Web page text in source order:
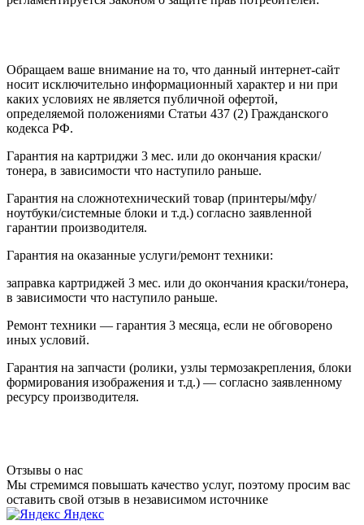
Обращаем ваше внимание на то, что данный интернет-сайт
носит исключительно информационный характер и ни при
каких условиях не является публичной офертой,
определяемой положениями Статьи 437 (2) Гражданского
кодекса РФ.
Гарантия на картриджи 3 мес. или до окончания краски/
тонера, в зависимости что наступило раньше.
Гарантия на сложнотехнический товар (принтеры/мфу/
ноутбуки/системные блоки и т.д.) согласно заявленной
гарантии производителя.
Гарантия на оказанные услуги/ремонт техники:
заправка картриджей 3 мес. или до окончания краски/тонера,
в зависимости что наступило раньше.
Ремонт техники — гарантия 3 месяца, если не обговорено
иных условий.
Гарантия на запчасти (ролики, узлы термозакрепления, блоки
формирования изображения и т.д.) — согласно заявленному
ресурсу производителя.
Отзывы о нас
Мы стремимся повышать качество услуг, поэтому просим вас
оставить свой отзыв в независимом источнике
Яндекс